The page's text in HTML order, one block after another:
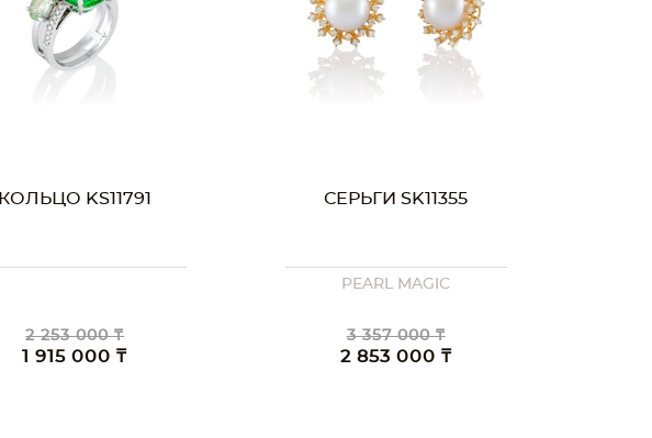
КОЛЬЦО KS11791
2 253 000 ₸
1 915 000 ₸
СЕРЬГИ SK11355
PEARL MAGIC
3 357 000 ₸
2 853 000 ₸